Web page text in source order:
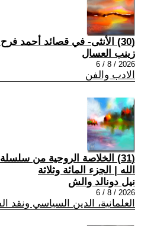
(30) الأنثى- في قصائد أحمد فرح”
زينب العسال
2026 / 8 / 6
الادب والفن
(31) الخلاصة الروحية من
الله | الجزء المائة وثلاثة
نيل دونالد والش
2026 / 8 / 6
العلمانية، الدين السياسي ونقد